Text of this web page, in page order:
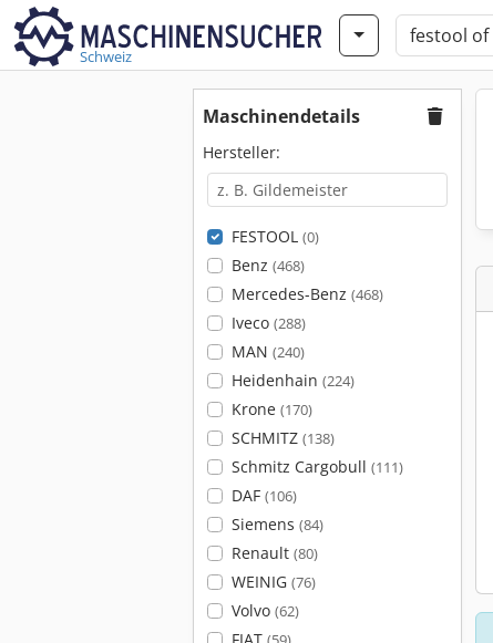
Schweiz
Maschinendetails
Hersteller:
FESTOOL (0)
Benz (468)
Mercedes-Benz (468)
Iveco (288)
MAN (240)
Heidenhain (224)
Krone (170)
SCHMITZ (138)
Schmitz Cargobull (111)
DAF (106)
Siemens (84)
Renault (80)
WEINIG (76)
Volvo (62)